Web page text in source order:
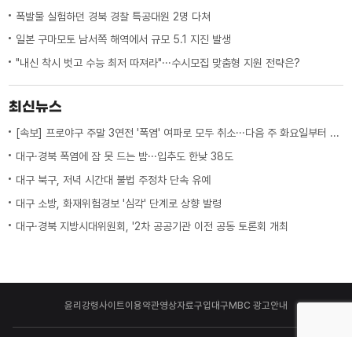
폭발물 실험하던 경북 경찰 특공대원 2명 다쳐
일본 구마모토 남서쪽 해역에서 규모 5.1 지진 발생
"내신 착시 벗고 수능 최저 따져라"···수시모집 맞춤형 지원 전략은?
최신뉴스
[속보] 프로야구 주말 3연전 '폭염' 여파로 모두 취소···다음 주 화요일부터 오후 7시 시작
대구·경북 폭염에 잠 못 드는 밤···입추도 한낮 38도
대구 북구, 저녁 시간대 불법 주정차 단속 유예
대구 소방, 화재위험경보 '심각' 단계로 상향 발령
대구·경북 지방시대위원회, '2차 공공기관 이전 공동 토론회 개최
윤리강령사이트이용약관영상자료구입 대구MBC 광고안내